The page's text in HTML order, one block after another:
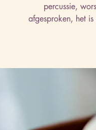
percussie,
afgesproken, het